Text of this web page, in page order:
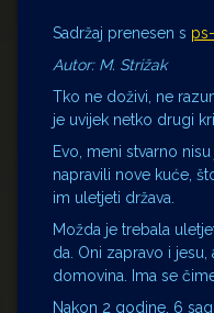
Sadržaj prenesen s
Autor: M. Strižak
Tko ne doživi, ne
je uvijek netko drugi
Evo, meni stvarno
napravili nove kuće,
im uletjeti država.
Možda je trebala
da. Oni zapravo i jesu,
domovina. Ima se
Nakon 2 godine, 6